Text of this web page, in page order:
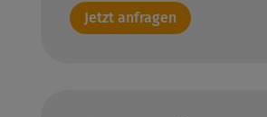
Jetzt anfragen